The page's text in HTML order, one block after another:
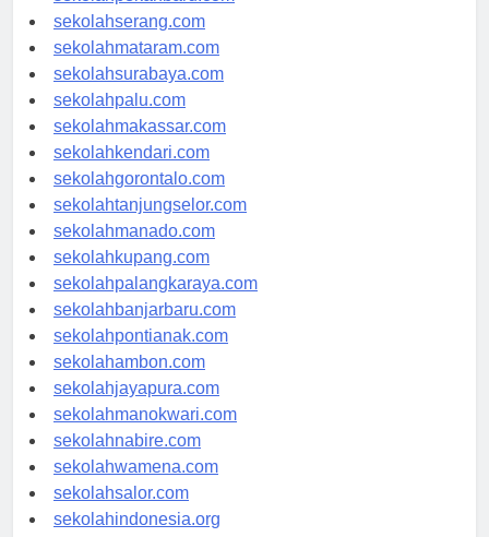
sekolahpekanbaru.com
sekolahserang.com
sekolahmataram.com
sekolahsurabaya.com
sekolahpalu.com
sekolahmakassar.com
sekolahkendari.com
sekolahgorontalo.com
sekolahtanjungselor.com
sekolahmanado.com
sekolahkupang.com
sekolahpalangkaraya.com
sekolahbanjarbaru.com
sekolahpontianak.com
sekolahambon.com
sekolahjayapura.com
sekolahmanokwari.com
sekolahnabire.com
sekolahwamena.com
sekolahsalor.com